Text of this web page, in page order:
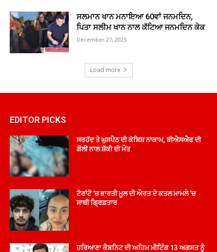
ਸਲਮਾਨ ਖਾਨ ਮਨਾਇਆ 60ਵਾਂ ਜਨਮਦਿਨ,
ਪਿਤਾ ਸਲੀਮ ਖਾਨ ਨਾਲ ਕੱਟਿਆ ਜਨਮਦਿਨ ਕੇਕ
December 27, 2025
Load more
EDITOR PICKS
ਸਰਹੱਦ ਤੇ ਘੁਸਪੈਠ ਦੀ ਕੋਸ਼ਿਸ਼ ਨਾਕਾਮ, ਬੀਐਸਐਫ ਦੀ
ਗੋਲੀ ਨਾਲ ਸ਼ੱਕੀ ਦੀ ਮੌਤ
ਟੋਰਾਂਟੋ ’ਚ ਭਾਰਤੀ ਮੂਲ ਦੀ ਔਰਤ ਦੇ ਕਤਲ ਮਾਮਲੇ ’ਚ
ਸਾਥੀ ਗ੍ਰਿਫ਼ਤਾਰ
ਹਰਿਆਣਾ ਕੈਬਨਿਟ ਦੀ ਅਹਿਮ ਮੀਟਿੰਗ 13 ਅਗਸਤ ਨੂੰ